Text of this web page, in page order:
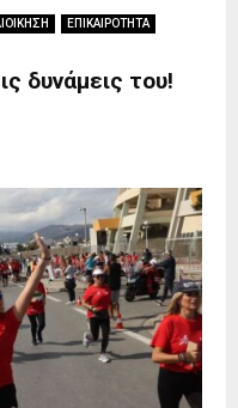
ΕΠΙΚΑΙΡΟΤΗΤΑ
δυνάμεις του!